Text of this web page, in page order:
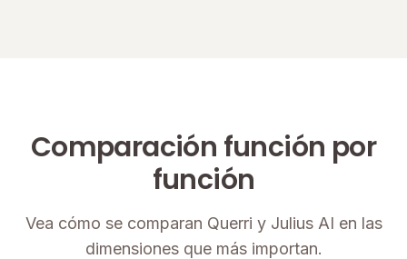
Comparación función por
función
Vea cómo se comparan Querri y Julius AI en las
dimensiones que más importan.